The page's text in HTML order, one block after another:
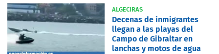
ALGECIRAS
Decenas de inmigrantes
llegan a las playas del
Campo de Gibraltar en
lanchas y motos de agua